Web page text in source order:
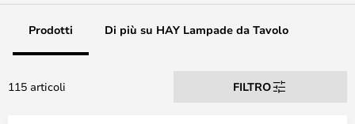
Prodotti Di più su HAY Lampade da Tavolo
115 articoli FILTRO